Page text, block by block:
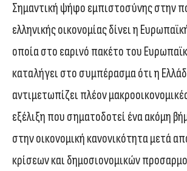
Σημαντική ψήφο εμπιστοσύνης στην
ελληνικής οικονομίας δίνει η
οποία στο εαρινό πακέτο του
καταλήγει στο συμπέρασμα ότι η
αντιμετωπίζει πλέον
εξέλιξη που σηματοδοτεί ένα ακόμη
στην οικονομική κανονικότητα μετά
κρίσεων και δημοσιονομικών